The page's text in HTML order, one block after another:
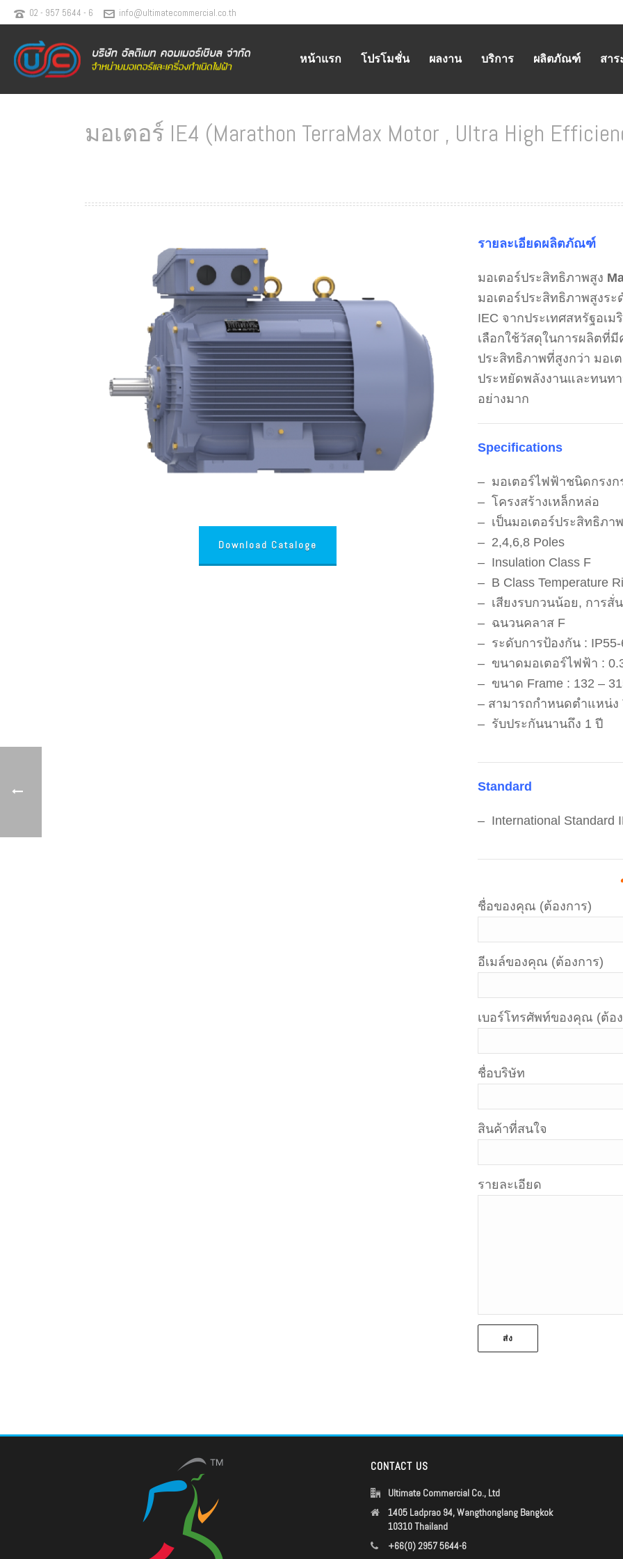
02 - 957 5644 - 6 info@ultimatecommercial.co.th
หน้าแรก โปรโมชั่น ผลงาน บริการ ผลิตภัณฑ์ สาร
มอเตอร์ IE4 (Marathon TerraMax Motor , Ultra High
Download Cataloge
รายละเอียดผลิตภัณฑ์
มอเตอร์ประสิทธิภาพสูง
มอเตอร์ประสิทธิภาพสูงระ
IEC จากประเทศสหรัฐอเ
เลือกใช้วัสดุในการผลิตที่
ประสิทธิภาพที่สูงกว่า มอเ
ประหยัดพลังงานและทนท
อย่างมาก
Specifications
– มอเตอร์ไฟฟ้าชนิดกรงก
– โครงสร้างเหล็กหล่อ
– เป็นมอเตอร์ประสิทธิภา
– 2,4,6,8 Poles
– Insulation Class F
– B Class Temperature
– เสียงรบกวนน้อย, การสั่
– ฉนวนคลาส F
– ระดับการป้องกัน : IP55-
– ขนาดมอเตอร์ไฟฟ้า :
– ขนาด Frame : 132 –
– สามารถกำหนดตำแหน่ง
– รับประกันนานถึง 1 ปี
Standard
– International Standard
ชื่อของคุณ (ต้องการ)
อีเมล์ของคุณ (ต้องการ)
เบอร์โทรศัพท์ของคุณ (ต้อ
ชื่อบริษัท
สินค้าที่สนใจ
รายละเอียด
CONTACT US
Ultimate Commercial Co., Ltd
1405 Ladprao 94, Wangthonglang Bangkok
10310 Thailand
+66(0) 2957 5644-6